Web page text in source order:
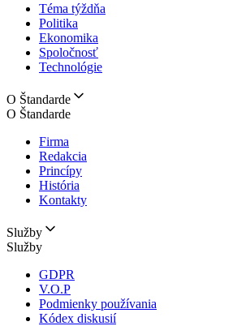
Téma týždňa
Politika
Ekonomika
Spoločnosť
Technológie
O Štandarde
O Štandarde
Firma
Redakcia
Princípy
História
Kontakty
Služby
Služby
GDPR
V.O.P
Podmienky používania
Kódex diskusií